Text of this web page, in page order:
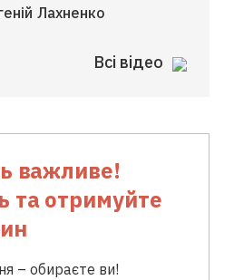
Лахненко
Всі відео
важливе!
та отримуйте
– обираєте ви!